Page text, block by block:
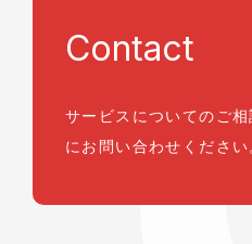
Contact
サービスについてのご
にお問い合わせください